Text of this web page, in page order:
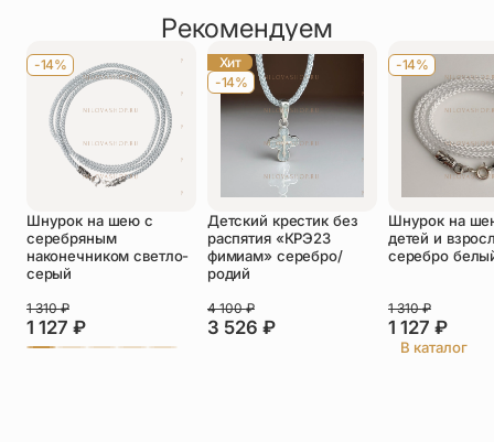
Оставить отзыв
Подтверждаю свое согласие с
политикой конфиденциальностии даю
согласие на обработку персональных
данных
Пока нет отзывов. Будьте первым!
Рекомендуем
-14%
Шнурок на шею с
серебряным
наконечником светло-
серый
1 127 ₽
1 310₽
Хит
-14%
Детский крестик без
распятия «КРЭ23
фимиам» серебро/
родий
3 526 ₽
4 100₽
-14%
Шнурок на
детей и
серебро
1 127 ₽
1 310₽
В каталог